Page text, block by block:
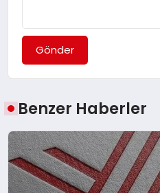
Gönder
Benzer Haberler